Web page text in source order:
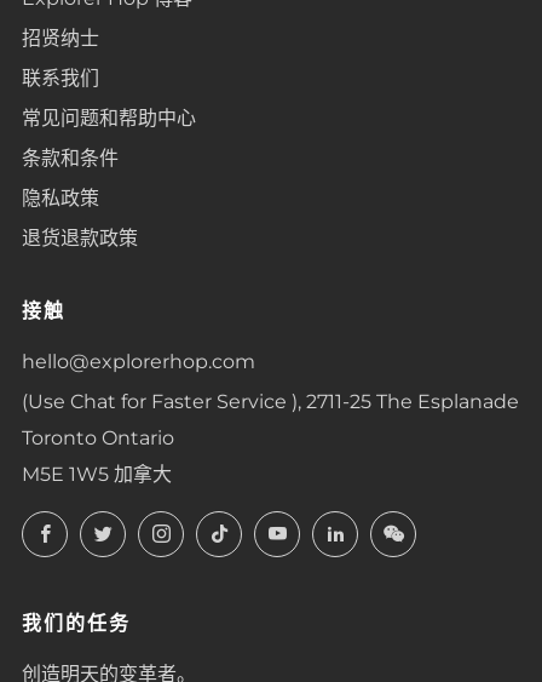
招贤纳士
联系我们
常见问题和帮助中心
条款和条件
隐私政策
退货退款政策
接触
hello@explorerhop.com
(Use Chat for Faster Service ), 2711-25 The Esplanade
Toronto Ontario
M5E 1W5 加拿大
FacebookTwitterInstagram
TikTokYouTubeLinkedInLinkedIn
我们的任务
创造明天的变革者。